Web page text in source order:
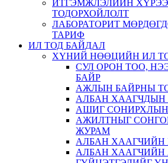
ИТГЭМЖЛЭЛИЙН
ТОДОРХОЙЛОЛТ
ЛАБОРАТОРИТ
ТАРИФ
ИЛ ТОД БАЙДАЛ
ХҮНИЙ НӨӨЦИЙН ИЛ
СУЛ ОРОН ТОО,
БАЙР
АЖЛЫН БАЙРНЫ
АЛБАН ХААГЧДЫН
АШИГ
АЖИЛТНЫГ
ЖУРАМ
АЛБАН ХААГЧИЙН
АЛБАН